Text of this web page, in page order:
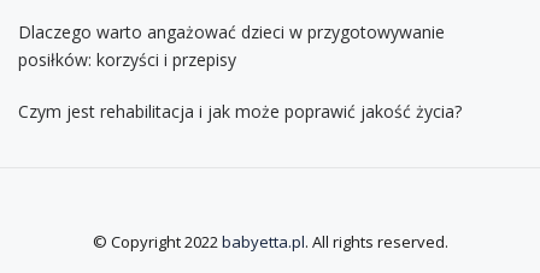
Dlaczego warto angażować dzieci w przygotowywanie
posiłków: korzyści i przepisy
Czym jest rehabilitacja i jak może poprawić jakość życia?
© Copyright 2022 babyetta.pl. All rights reserved.